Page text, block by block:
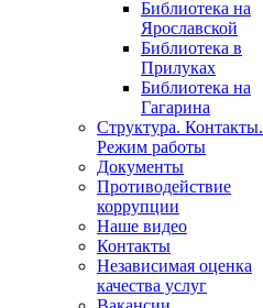
Библиотека на
Ярославской
Библиотека в
Прилуках
Библиотека на
Гагарина
Структура. Контакты.
Режим работы
Документы
Противодействие
коррупции
Наше видео
Контакты
Независимая оценка
качества услуг